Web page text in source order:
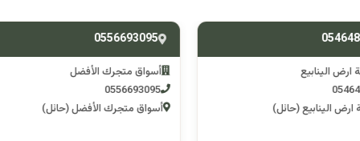
متجرك الأفضل
متجرك الأفضل (حائل)
0501314012
اسوق مكشات جو
0501314012
اسوق مكشات جو (الرصف)